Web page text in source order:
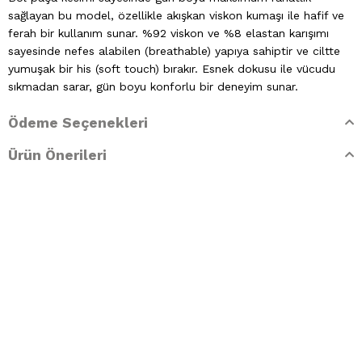
sağlayan bu model, özellikle akışkan viskon kumaşı ile hafif ve
ferah bir kullanım sunar. %92 viskon ve %8 elastan karışımı
sayesinde nefes alabilen (breathable) yapıya sahiptir ve ciltte
yumuşak bir his (soft touch) bırakır. Esnek dokusu ile vücudu
sıkmadan sarar, gün boyu konforlu bir deneyim sunar.
Minimal ve zamansız tasarımı sayesinde basic crop top, atlet
giyiminde ya da hafta sonu kombinlerinde hem şık hem rahat
Ödeme Seçenekleri
Ürün Önerileri